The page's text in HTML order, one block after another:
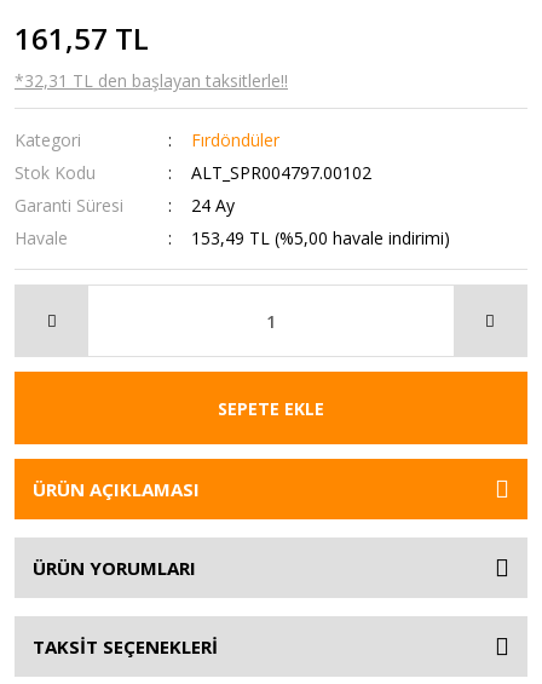
161,57 TL
*32,31 TL den başlayan taksitlerle!!
Kategori
Fırdöndüler
Stok Kodu
ALT_SPR004797.00102
Garanti Süresi
24 Ay
Havale
153,49 TL (%5,00 havale indirimi)
SEPETE EKLE
ÜRÜN AÇIKLAMASI
ÜRÜN YORUMLARI
TAKSİT SEÇENEKLERİ